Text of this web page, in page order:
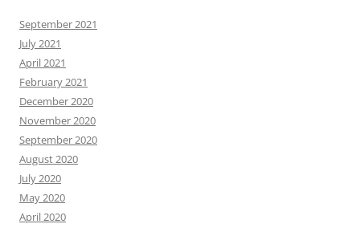
September 2021
July 2021
April 2021
February 2021
December 2020
November 2020
September 2020
August 2020
July 2020
May 2020
April 2020